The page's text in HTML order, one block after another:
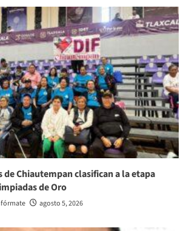
Chiautempan clasifican a la etapa
de Oro
agosto 5, 2026